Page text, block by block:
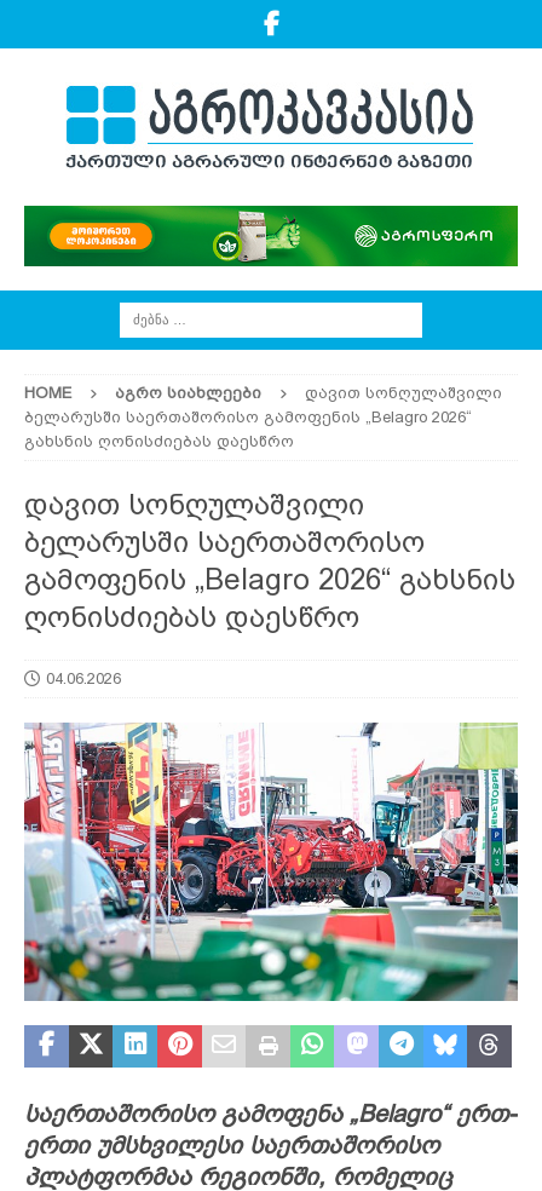
HOME ᲐᲒᲠᲝ ᲡᲘᲐᲮᲚᲔᲔᲑᲘ
დავით სონღულაშვილი
ბელარუსში საერთაშორისო გამოფენის „Belagro 2026“
გახსნის ღონისძიებას დაესწრო
დავით სონღულაშვილი
ბელარუსში საერთაშორისო
გამოფენის „Belagro 2026“ გახსნის
ღონისძიებას დაესწრო
04.06.2026
საერთაშორისო გამოფენა „Belagro“ ერთ-
ერთი უმსხვილესი საერთაშორისო
პლატფორმაა რეგიონში, რომელიც